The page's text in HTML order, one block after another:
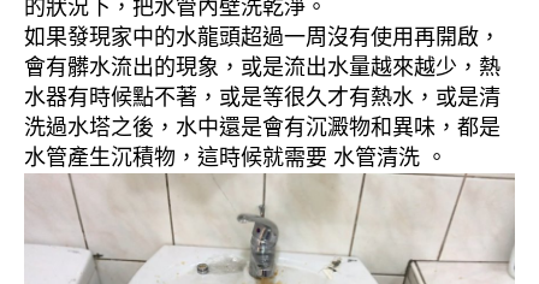
的狀況下，把水管內壁洗乾淨。
如果發現家中的水龍頭超過一周沒有使用再開啟，
會有髒水流出的現象，或是流出水量越來越少，熱
水器有時候點不著，或是等很久才有熱水，或是清
洗過水塔之後，水中還是會有沉澱物和異味，都是
水管產生沉積物，這時候就需要 水管清洗 。